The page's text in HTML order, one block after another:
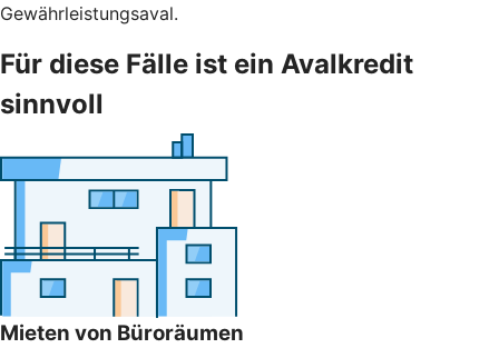
Gewährleistungsaval.
Für diese Fälle ist ein Avalkredit
sinnvoll
Mieten von Büroräumen